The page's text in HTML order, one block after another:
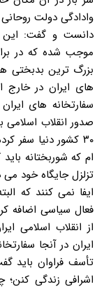
وادادگی دولت
دانست و گفت: این
موجب شده که در
بزرگ ترین بدبختی
های ایران در خارج
سفارتخانه های
صدور انقلاب اسلامی
۳۰ کشور دنیا سفر
ام که شوربختانه
تزلزل جایگاه خود
ایفا نمی کنند که
فعال سیاسی اضافه
از انقلاب اسلامی
ایران در آنجا
تأسف فراوان باید
اشرافی زندگی کنن؛